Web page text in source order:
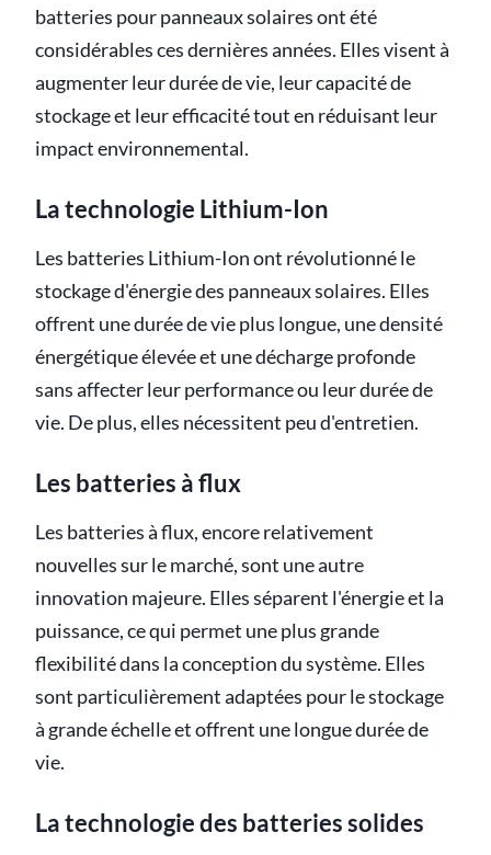
batteries pour panneaux solaires ont été
considérables ces dernières années. Elles visent à
augmenter leur durée de vie, leur capacité de
stockage et leur efficacité tout en réduisant leur
impact environnemental.
La technologie Lithium-Ion
Les batteries Lithium-Ion ont révolutionné le
stockage d'énergie des panneaux solaires. Elles
offrent une durée de vie plus longue, une densité
énergétique élevée et une décharge profonde
sans affecter leur performance ou leur durée de
vie. De plus, elles nécessitent peu d'entretien.
Les batteries à flux
Les batteries à flux, encore relativement
nouvelles sur le marché, sont une autre
innovation majeure. Elles séparent l'énergie et la
puissance, ce qui permet une plus grande
flexibilité dans la conception du système. Elles
sont particulièrement adaptées pour le stockage
à grande échelle et offrent une longue durée de
vie.
La technologie des batteries solides